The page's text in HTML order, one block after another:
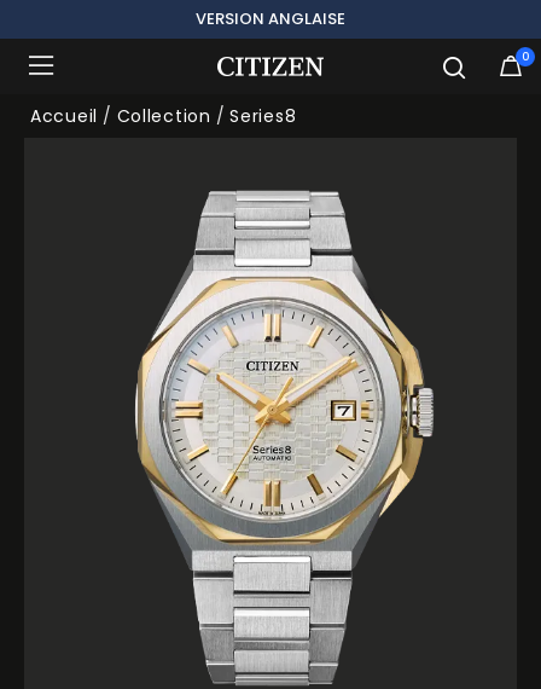
VERSION ANGLAISE
0
Accueil Collection Series8